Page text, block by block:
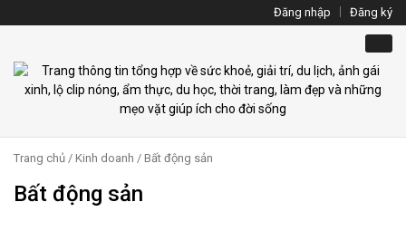
Đăng nhập Đăng ký
Trang chủ / Kinh doanh / Bất động sản
Bất động sản